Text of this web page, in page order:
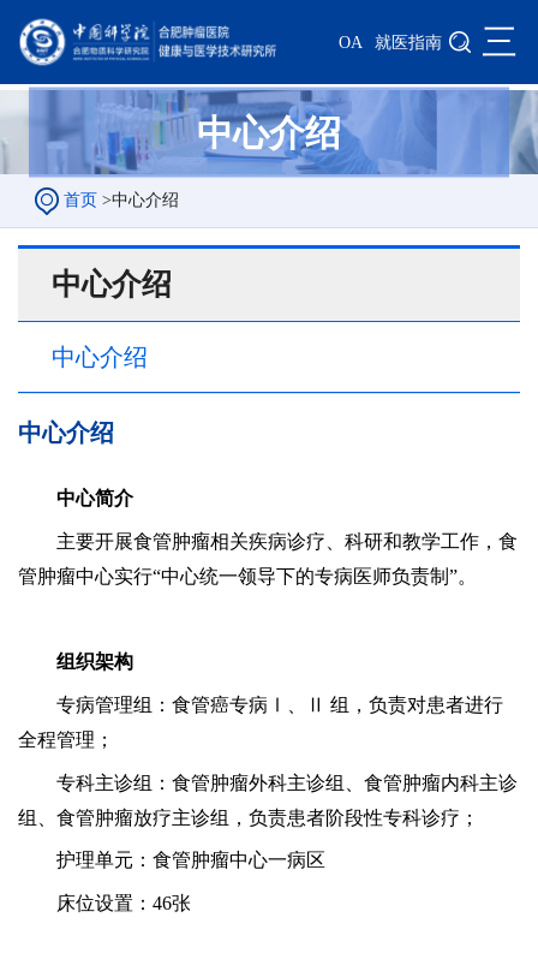
OA 就医指南 三
中心介绍
首页 >中心介绍
中心介绍
中心介绍
中心介绍
中心简介
主要开展食管肿瘤相关疾病诊疗、科研和教学工作，食
管肿瘤中心实行“中心统一领导下的专病医师负责制”。
组织架构
专病管理组：食管癌专病 Ⅰ、Ⅱ 组，负责对患者进行
全程管理；
专科主诊组：食管肿瘤外科主诊组、食管肿瘤内科主诊
组、食管肿瘤放疗主诊组，负责患者阶段性专科诊疗；
护理单元：食管肿瘤中心一病区
床位设置： 46张